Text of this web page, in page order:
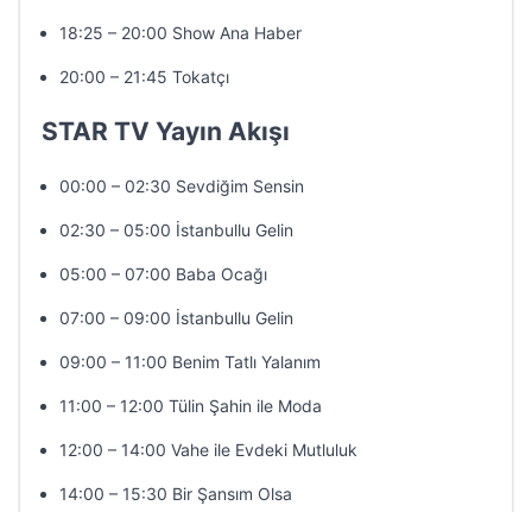
18:25 – 20:00 Show Ana Haber
20:00 – 21:45 Tokatçı
STAR TV Yayın Akışı
00:00 – 02:30 Sevdiğim Sensin
02:30 – 05:00 İstanbullu Gelin
05:00 – 07:00 Baba Ocağı
07:00 – 09:00 İstanbullu Gelin
09:00 – 11:00 Benim Tatlı Yalanım
11:00 – 12:00 Tülin Şahin ile Moda
12:00 – 14:00 Vahe ile Evdeki Mutluluk
14:00 – 15:30 Bir Şansım Olsa